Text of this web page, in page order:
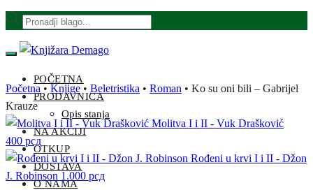
Skip
navigation
Skip
content
Products
POČETNA
PRODAVNICA
Opis stanja
NA AKCIJI
OTKUP
DOSTAVA
O NAMA
Početna • Knjige • Beletristika • Roman • Ko su oni bili – Gabrijel
Krauze
Molitva I i II - Vuk Drašković
400 рсд
Rođeni u krvi I i II - Džon
J. Robinson 1.000 рсд